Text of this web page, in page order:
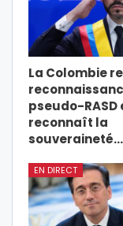
La Colombie
pseudo-RASD
reconnaît la
souveraineté…
EN DIRECT